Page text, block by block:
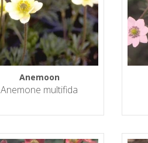
Anemoon
Anemone multifida